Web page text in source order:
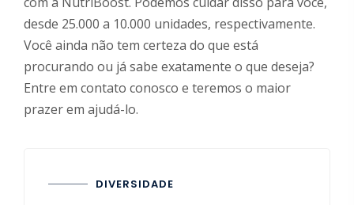
desde 25.000 a 10.000 unidades, respectivamente.
Você ainda não tem certeza do que está
procurando ou já sabe exatamente o que deseja?
Entre em contato conosco e teremos o maior
prazer em ajudá-lo.
DIVERSIDADE